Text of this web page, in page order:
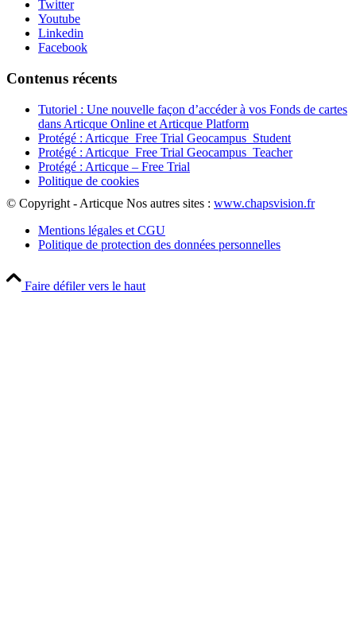
Twitter
Youtube
Linkedin
Facebook
Contenus récents
Tutoriel : Une nouvelle façon d’accéder à vos Fonds de cartes
dans Articque Online et Articque Platform
Protégé : Articque_Free Trial Geocampus_Student
Protégé : Articque_Free Trial Geocampus_Teacher
Protégé : Articque – Free Trial
Politique de cookies
© Copyright - Articque Nos autres sites : www.chapsvision.fr
Mentions légales et CGU
Politique de protection des données personnelles
Faire défiler vers le haut